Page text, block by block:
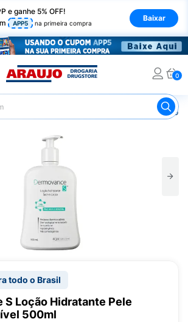
e ganhe 5% OFF!
APP5 na primeira compra
Baixar
0
Dermocosméticos para o
todo o Brasil
S Loção Hidratante Pele
500ml